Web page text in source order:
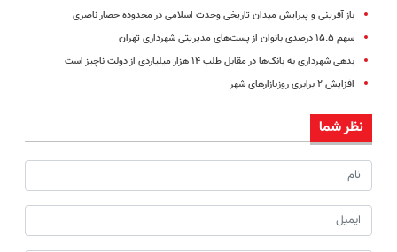
باز آفرینی و پیرایش میدان تاریخی وحدت اسلامی در محدوده حصار ناصری
سهم ۱۵.۵ درصدی بانوان از پست‌های مدیریتی شهرداری تهران
بدهی شهرداری به بانک‌ها در مقابل طلب ۱۴ هزار میلیاردی از دولت ناچیز است
افزایش ۲ برابری روزبازارهای شهر
نظر شما